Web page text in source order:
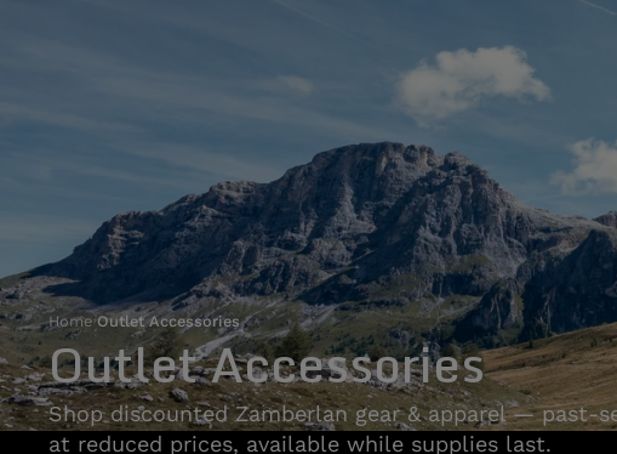
Home›Outlet Accessories
Outlet Accessories
Shop discounted Zamberlan gear & apparel — past-
at reduced prices, available while supplies last.